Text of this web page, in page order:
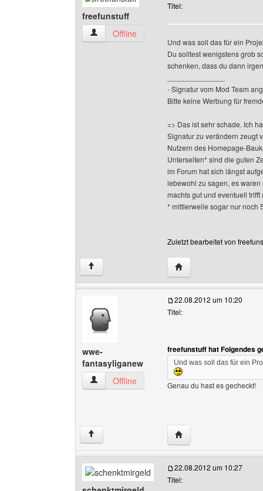
freefunstuff
freefunstuff Benutzer-Profile anzeigen
Offline
Titel:
Und was soll das für ein
Du solltest wenigstens grob
schenken, dass du dann
- Signatur vom Mod Team
Bitte keine Werbung für
=> Das ist sehr schade. Ich
Signatur zu verändern zeugt
Nutzern des Homepage-
Unterseiten* sind die guten
im Forum hat sich längst
lebewohl zu sagen, es
machts gut und eventuell
* mittlerweile sogar nur noch
Zuletzt bearbeitet von
↑ Website dieses
wwe-
fantasyliganew
wwe-fantasyliganew Benutzer-Profile anzeigen
Offline
22.08.2012 um 10:20
Titel:
freefunstuff hat Folgendes
Und was soll das für ein
Genau du hast es gecheckt!
↑ Website dieses
22.08.2012 um 10:27
Titel: